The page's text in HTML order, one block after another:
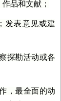
品和文献；
发表意见或建
探勘活动或各
，最全面的动